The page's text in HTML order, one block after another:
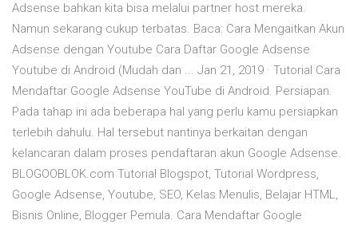
Adsense bahkan kita bisa melalui partner host mereka.
Namun sekarang cukup terbatas. Baca: Cara Mengaitkan Akun
Adsense dengan Youtube Cara Daftar Google Adsense
Youtube di Android (Mudah dan ... Jan 21, 2019 · Tutorial Cara
Mendaftar Google Adsense YouTube di Android. Persiapan.
Pada tahap ini ada beberapa hal yang perlu kamu persiapkan
terlebih dahulu. Hal tersebut nantinya berkaitan dengan
kelancaran dalam proses pendaftaran akun Google Adsense.
BLOGOOBLOK.com Tutorial Blogspot, Tutorial Wordpress,
Google Adsense, Youtube, SEO, Kelas Menulis, Belajar HTML,
Bisnis Online, Blogger Pemula. Cara Mendaftar Google